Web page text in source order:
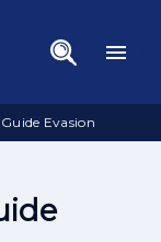
menu
Evasion